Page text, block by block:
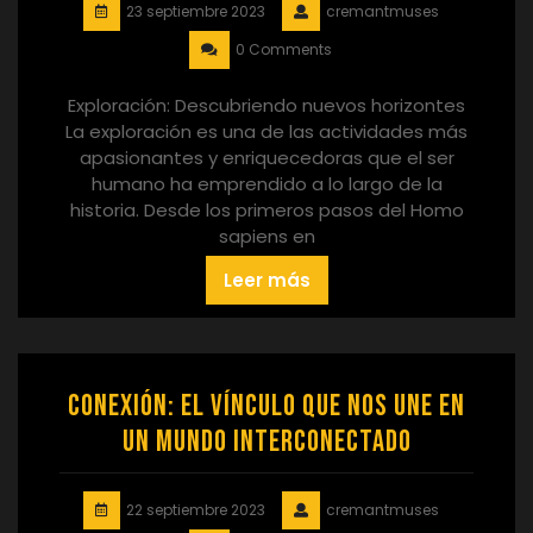
23 septiembre 2023
cremantmuses
0 Comments
Exploración: Descubriendo nuevos horizontes
La exploración es una de las actividades más
apasionantes y enriquecedoras que el ser
humano ha emprendido a lo largo de la
historia. Desde los primeros pasos del Homo
sapiens en
Leer más
Conexión: El vínculo que nos une en
un mundo interconectado
22 septiembre 2023
cremantmuses